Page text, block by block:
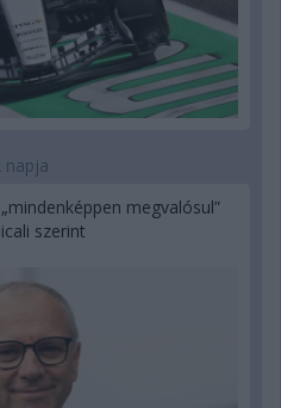
napja
megvalósul”
szerint